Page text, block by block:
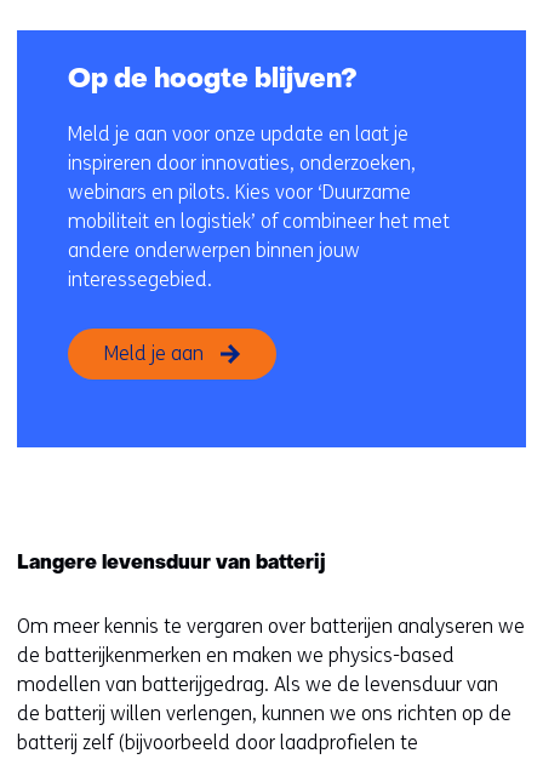
Op de hoogte blijven?
Meld je aan voor onze update en laat je
inspireren door innovaties, onderzoeken,
webinars en pilots. Kies voor ‘Duurzame
mobiliteit en logistiek’ of combineer het met
andere onderwerpen binnen jouw
interessegebied.
Meld je aan
Langere levensduur van batterij
Om meer kennis te vergaren over batterijen analyseren we
de batterijkenmerken en maken we physics-based
modellen van batterijgedrag. Als we de levensduur van
de batterij willen verlengen, kunnen we ons richten op de
batterij zelf (bijvoorbeeld door laadprofielen te